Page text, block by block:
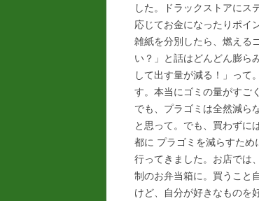
した。ドラックストアにス
応じてお金になったりポイ
雑紙を分別したら、燃える
い？」と話はどんどん膨ら
して出す量が減る！」って
す。本当にゴミの量がすご
でも、プラゴミは全然減ら
と思って。でも、買わずに
都に プラゴミを減らすため
行ってきました。お店では
制のお弁当箱に。買うこと
けど、自分が好きなものを